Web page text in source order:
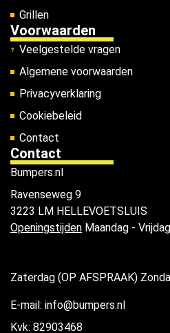
Grillen
Voorwaarden
Veelgestelde vragen
Algemene voorwaarden
Privacyverklaring
Cookiebeleid
Contact
Contact
Bumpers.nl
Ravenseweg 9
3223 LM HELLEVOETSLUIS
Openingstijden Maandag -
Zaterdag (OP AFSPRAAK)
E-mail: info@bumpers.nl
Kvk: 82903468